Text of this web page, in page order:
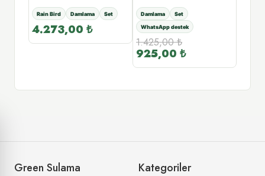
Rain Bird Damlama Set
4.273,00 ₺
Damlama
Set
WhatsApp destek
1.425,00₺
925,00 ₺
Green Sulama Kategoriler